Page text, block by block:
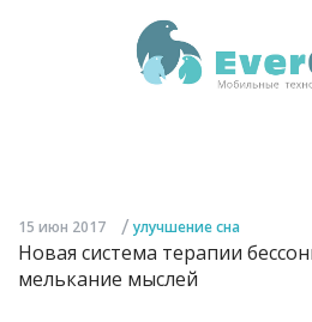
15 июн 2017 / улучшение сна
Новая система терапии
мелькание мыслей